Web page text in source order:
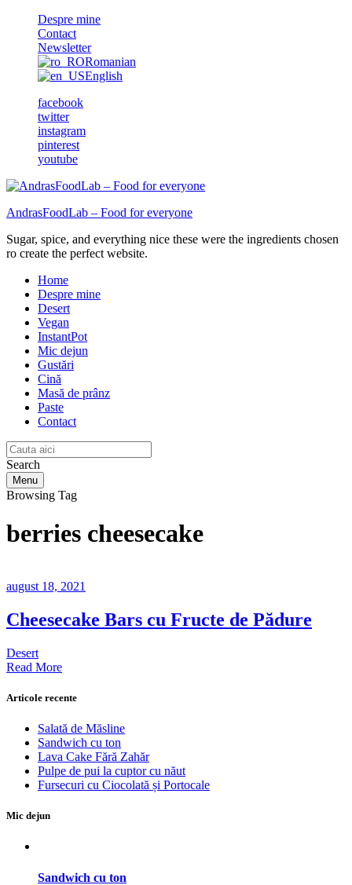
Despre mine
Contact
Newsletter
Romanian
English
facebook
twitter
instagram
pinterest
youtube
AndrasFoodLab – Food for everyone
Sugar, spice, and everything nice these were the ingredients chosen
ro create the perfect website.
Home
Despre mine
Desert
Vegan
InstantPot
Mic dejun
Gustări
Cină
Masă de prânz
Paste
Contact
Search
Menu
Browsing Tag
berries cheesecake
august 18, 2021
Cheesecake Bars cu Fructe de Pădure
Desert
Read More
Articole recente
Salată de Măsline
Sandwich cu ton
Lava Cake Fără Zahăr
Pulpe de pui la cuptor cu năut
Fursecuri cu Ciocolată și Portocale
Mic dejun
Sandwich cu ton